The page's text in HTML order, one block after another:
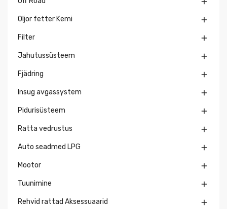
Oljor fetter Kemi 
Filter 
Jahutussüsteem 
Fjädring 
Insug avgassystem 
Pidurisüsteem 
Ratta vedrustus 
Auto seadmed LPG 
Mootor 
Tuunimine 
Rehvid rattad Aksessuaarid 